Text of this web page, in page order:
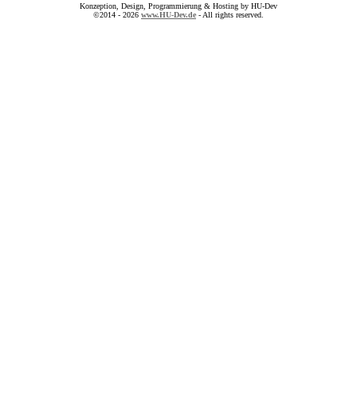
Konzeption, Design, Programmierung & Hosting by HU-Dev
©2014 - 2026 www.HU-Dev.de - All rights reserved.